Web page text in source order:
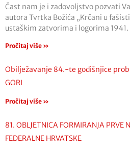
Čast nam je i zadovoljstvo pozvati
autora Tvrtka Božića „Krčani u
ustaškim zatvorima i logorima 1941.
Pročitaj više »
Obilježavanje 84.-te godišnjice
GORI
Pročitaj više »
81. OBLJETNICA FORMIRANJA PRVE
FEDERALNE HRVATSKE